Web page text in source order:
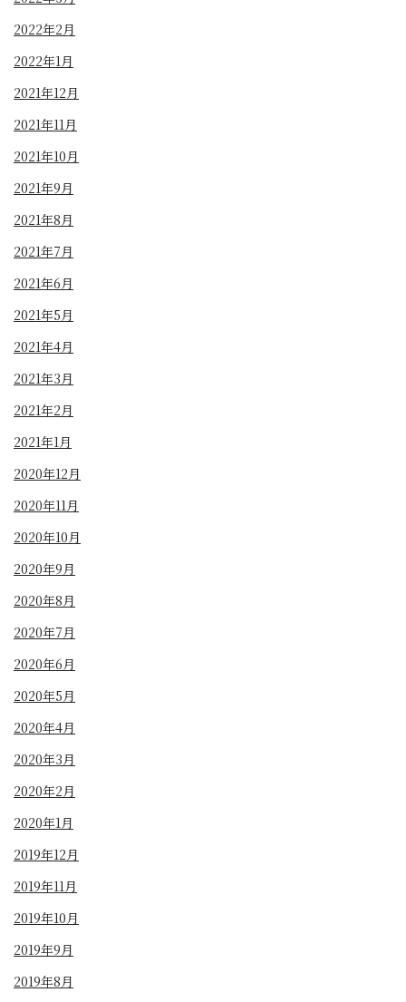
2022年2月
2022年1月
2021年12月
2021年11月
2021年10月
2021年9月
2021年8月
2021年7月
2021年6月
2021年5月
2021年4月
2021年3月
2021年2月
2021年1月
2020年12月
2020年11月
2020年10月
2020年9月
2020年8月
2020年7月
2020年6月
2020年5月
2020年4月
2020年3月
2020年2月
2020年1月
2019年12月
2019年11月
2019年10月
2019年9月
2019年8月